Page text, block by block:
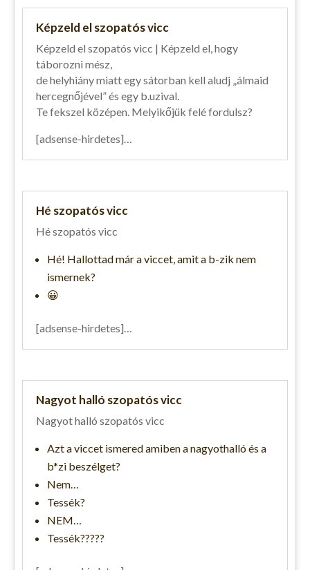
Képzeld el szopatós vicc
Képzeld el szopatós vicc | Képzeld el, hogy
táborozni mész,
de helyhiány miatt egy sátorban kell aludj „álmaid
hercegnőjével” és egy b.uzival.
Te fekszel középen. Melyikőjük felé fordulsz?
[adsense-hirdetes]…
Hé szopatós vicc
Hé szopatós vicc
Hé! Hallottad már a viccet, amit a b-zik nem
ismernek?
😀
[adsense-hirdetes]…
Nagyot halló szopatós vicc
Nagyot halló szopatós vicc
Azt a viccet ismered amiben a nagyothalló és a
b*zi beszélget?
Nem…
Tessék?
NEM…
Tessék?????